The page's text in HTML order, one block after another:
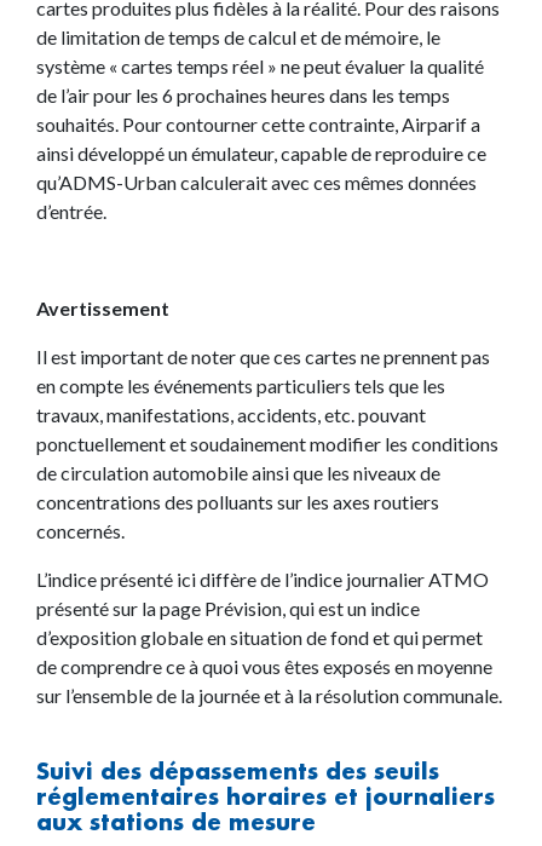
cartes produites plus fidèles à la réalité. Pour des raisons
de limitation de temps de calcul et de mémoire, le
système « cartes temps réel » ne peut évaluer la qualité
de l’air pour les 6 prochaines heures dans les temps
souhaités. Pour contourner cette contrainte, Airparif a
ainsi développé un émulateur, capable de reproduire ce
qu’ADMS-Urban calculerait avec ces mêmes données
d’entrée.
Avertissement
Il est important de noter que ces cartes ne prennent pas
en compte les événements particuliers tels que les
travaux, manifestations, accidents, etc. pouvant
ponctuellement et soudainement modifier les conditions
de circulation automobile ainsi que les niveaux de
concentrations des polluants sur les axes routiers
concernés.
L’indice présenté ici diffère de l’indice journalier ATMO
présenté sur la page Prévision, qui est un indice
d’exposition globale en situation de fond et qui permet
de comprendre ce à quoi vous êtes exposés en moyenne
sur l’ensemble de la journée et à la résolution communale.
Suivi des dépassements des seuils
réglementaires horaires et journaliers
aux stations de mesure